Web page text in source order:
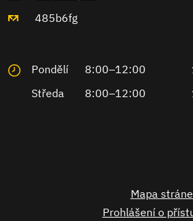
485b6fg
Pondělí 8:00–12:00
Středa
8:00–12:00
Mapa
Prohlášení o